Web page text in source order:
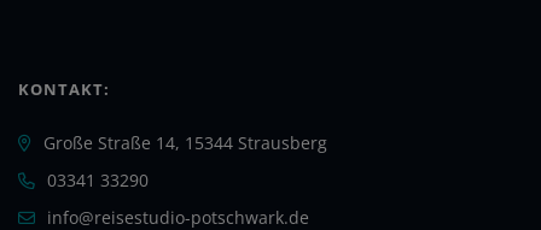
KONTAKT:
Große Straße 14, 15344 Strausberg
03341 33290
info@reisestudio-potschwark.de